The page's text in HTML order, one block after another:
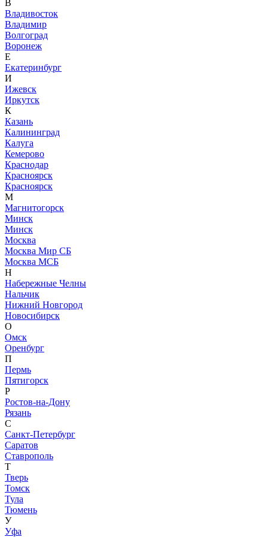
В
Владивосток
Владимир
Волгоград
Воронеж
Е
Екатеринбург
И
Ижевск
Иркутск
К
Казань
Калининград
Калуга
Кемерово
Краснодар
Красноярск
Красноярск
М
Магнитогорск
Минск
Минск
Москва
Москва Мир СБ
Москва МСБ
Н
Набережные Челны
Нальчик
Нижний Новгород
Новосибирск
О
Омск
Оренбург
П
Пермь
Пятигорск
Р
Ростов-на-Дону
Рязань
С
Санкт-Петербург
Саратов
Ставрополь
Т
Тверь
Томск
Тула
Тюмень
У
Уфа